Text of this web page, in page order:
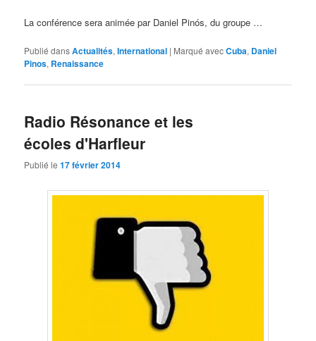
La conférence sera animée par Daniel Pinós, du groupe …
Publié dansActualités,International | Marqué avecCuba, Daniel
Pinos, Renaissance
Radio Résonance et les
écoles d'Harfleur
Publié le17 février 2014